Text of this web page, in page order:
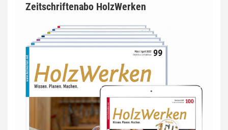
Zeitschriftenabo HolzWerken